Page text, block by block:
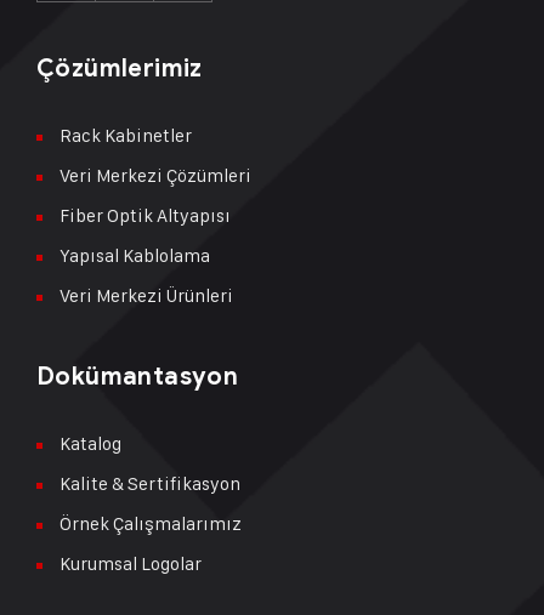
Çözümlerimiz
Rack Kabinetler
Veri Merkezi Çözümleri
Fiber Optik Altyapısı
Yapısal Kablolama
Veri Merkezi Ürünleri
Dokümantasyon
Katalog
Kalite & Sertifikasyon
Örnek Çalışmalarımız
Kurumsal Logolar